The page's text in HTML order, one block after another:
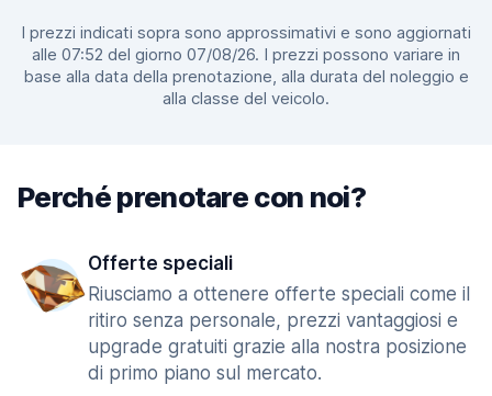
I prezzi indicati sopra sono approssimativi e sono aggiornati
alle 07:52 del giorno 07/08/26. I prezzi possono variare in
base alla data della prenotazione, alla durata del noleggio e
alla classe del veicolo.
Perché prenotare con noi?
Offerte speciali
Riusciamo a ottenere offerte speciali come il
ritiro senza personale, prezzi vantaggiosi e
upgrade gratuiti grazie alla nostra posizione
di primo piano sul mercato.